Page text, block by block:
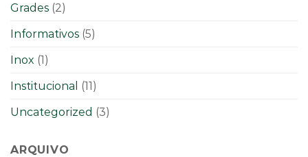
Grades (2)
Informativos (5)
Inox (1)
Institucional
(11)
Uncategorized (3)
ARQUIVO